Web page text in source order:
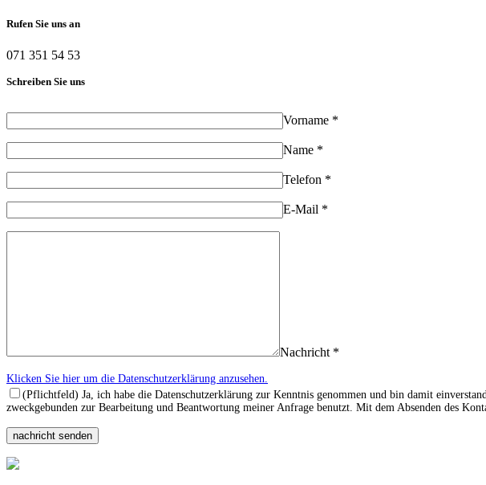
Rufen Sie uns an
071 351 54 53
Schreiben Sie uns
Vorname *
Name *
Telefon *
E-Mail *
Nachricht *
Klicken Sie hier um die Datenschutzerklärung anzusehen.
(Pflichtfeld) Ja, ich habe die Datenschutzerklärung zur Kenntnis genommen und bin damit
zweckgebunden zur Bearbeitung und Beantwortung meiner Anfrage benutzt. Mit dem Absenden des